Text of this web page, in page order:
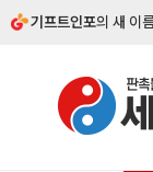
기프트인포의 새 이